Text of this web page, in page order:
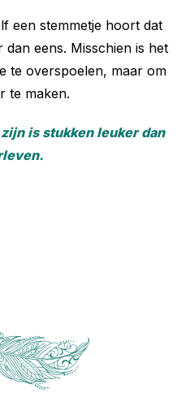
een stemmetje hoort dat
eens. Misschien is het
te overspoelen, maar om
te maken.
is stukken leuker dan